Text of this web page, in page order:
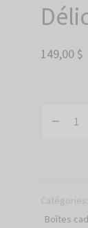
149,00 $
Catégories:
Boîtes